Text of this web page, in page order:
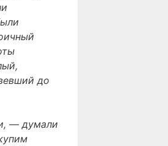
до
— думали